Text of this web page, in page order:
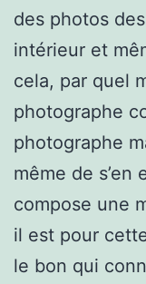
des photos
intérieur et
cela, par quel
photographe
photographe
même de s’en
compose une
il est pour
le bon qui